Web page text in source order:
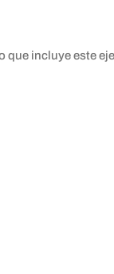
que incluye este